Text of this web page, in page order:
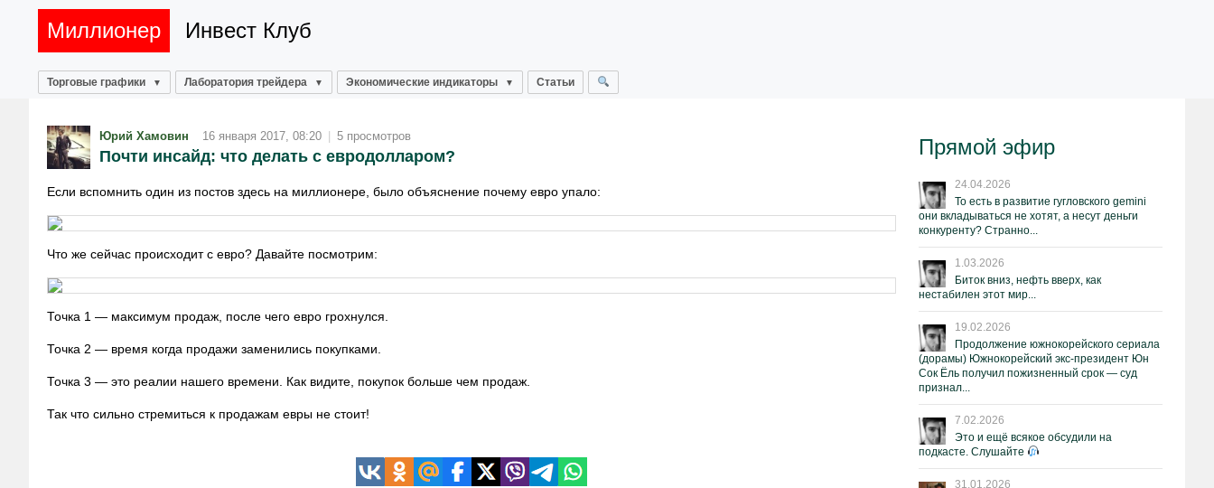
Миллионер Инвест Клуб
Торговые графики Лаборатория трейдера Экономические индикаторы Статьи
Юрий Хамовин 16 января 2017, 08:20 | 5 просмотров
Почти инсайд: что делать с евродолларом?
Если вспомнить один из постов здесь на миллионере, было объяснение почему евро упало:
Что же сейчас происходит с евро? Давайте посмотрим:
Точка 1 — максимум продаж, после чего евро грохнулся.
Точка 2 — время когда продажи заменились покупками.
Точка 3 — это реалии нашего времени. Как видите, покупок больше чем продаж.
Так что сильно стремиться к продажам евры не стоит!
Прямой эфир
24.04.2026
То есть в развитие гугловского gemini
они вкладываться не хотят, а несут деньги
конкуренту? Странно...
1.03.2026
Биток вниз, нефть вверх, как
нестабилен этот мир...
19.02.2026
Продолжение южнокорейского сериала
(дорамы) Южнокорейский экс-президент Юн
Сок Ёль получил пожизненный срок — суд
признал...
7.02.2026
Это и ещё всякое обсудили на
подкасте. Слушайте
31.01.2026